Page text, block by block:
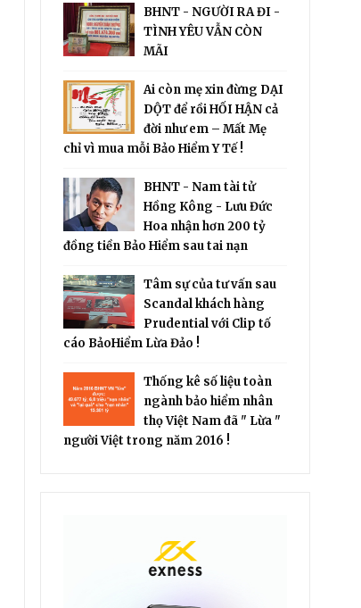
BHNT - NGƯỜI RA ĐI -
TÌNH YÊU VẪN CÒN
MÃI
Ai còn mẹ xin đừng DẠI
DỘT để rồi HỐI HẬN cả
đời như em – Mất Mẹ
chỉ vì mua mỗi Bảo Hiểm Y Tế !
BHNT - Nam tài tử
Hồng Kông - Lưu Đức
Hoa nhận hơn 200 tỷ
đồng tiền Bảo Hiểm sau tai nạn
Tâm sự của tư vấn sau
Scandal khách hàng
Prudential với Clip tố
cáo BảoHiểm Lừa Đảo !
Thống kê số liệu toàn
ngành bảo hiểm nhân
thọ Việt Nam đã " Lừa "
người Việt trong năm 2016 !